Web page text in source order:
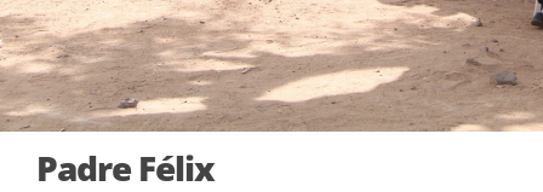
Padre Félix